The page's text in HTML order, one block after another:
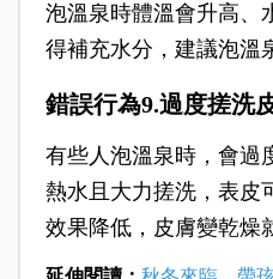
泡溫泉時體溫會升高、
得補充水分，建議泡溫
錯誤行為9.過度搓洗
有些人泡溫泉時，會過
熱水且大力搓洗，表皮
效果降低，皮膚變乾燥